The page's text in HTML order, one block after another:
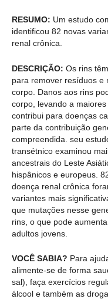
RESUMO: Um estudo
identificou 82 novas
renal crônica.
DESCRIÇÃO: Os rins
para remover resíduos e
corpo. Danos aos rins
corpo, levando a
contribui para doenças
parte da contribuição
compreendida. seu
transétnico examinou
ancestrais do Leste
hispânicos e europeus.
doença renal crônica
variantes mais
que mutações nesse
rins, o que pode
adultos jovens.
VOCÊ SABIA? Para
alimente-se de forma
sal), faça exercícios
álcool e também as